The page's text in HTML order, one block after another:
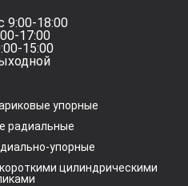
9:00-18:00
17:00
15:00
упорные
радиальные
упорные
цилиндрическими